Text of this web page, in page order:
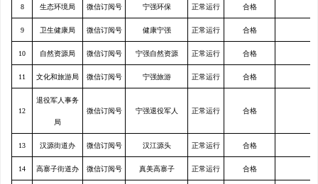
8 生态环境局 微信订阅号 宁强环保 正常运行 合格
9 卫生健康局 微信订阅号 健康宁强 正常运行 合格
10 自然资源局 微信订阅号 宁强自然资源 正常运行 合格
11 文化和旅游局 微信订阅号 宁强旅游 正常运行 合格
12
退役军人事务
局
微信订阅号 宁强退役军人 正常运行 合格
13 汉源街道办 微信订阅号 汉江源头 正常运行 合格
14 高寨子街道办 微信订阅号 真美高寨子 正常运行 合格